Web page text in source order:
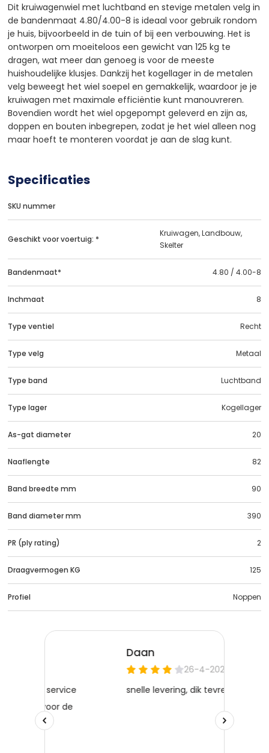
Dit kruiwagenwiel met luchtband en stevige metalen velg in
de bandenmaat 4.80/4.00-8 is ideaal voor gebruik rondom
je huis, bijvoorbeeld in de tuin of bij een verbouwing. Het is
ontworpen om moeiteloos een gewicht van 125 kg te
dragen, wat meer dan genoeg is voor de meeste
huishoudelijke klusjes. Dankzij het kogellager in de metalen
velg beweegt het wiel soepel en gemakkelijk, waardoor je je
kruiwagen met maximale efficiëntie kunt manouvreren.
Bovendien wordt het wiel opgepompt geleverd en zijn as,
doppen en bouten inbegrepen, zodat je het wiel alleen nog
maar hoeft te monteren voordat je aan de slag kunt.
Specificaties
SKU nummer
Geschikt voor voertuig: *
Kruiwagen, Landbouw,
Skelter
Bandenmaat* 4.80 / 4.00-8
Inchmaat 8
Type ventiel Recht
Type velg Metaal
Type band Luchtband
Type lager Kogellager
As-gat diameter 20
Naaflengte 82
Band breedte mm 90
Band diameter mm 390
PR (ply rating) 2
Draagvermogen KG 125
Profiel Noppen